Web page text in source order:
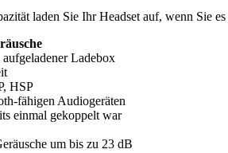
laden Sie Ihr Headset auf, wenn Sie
Ladebox
HSP
fähigen Audiogeräten
einmal gekoppelt war
um bis zu 23 dB